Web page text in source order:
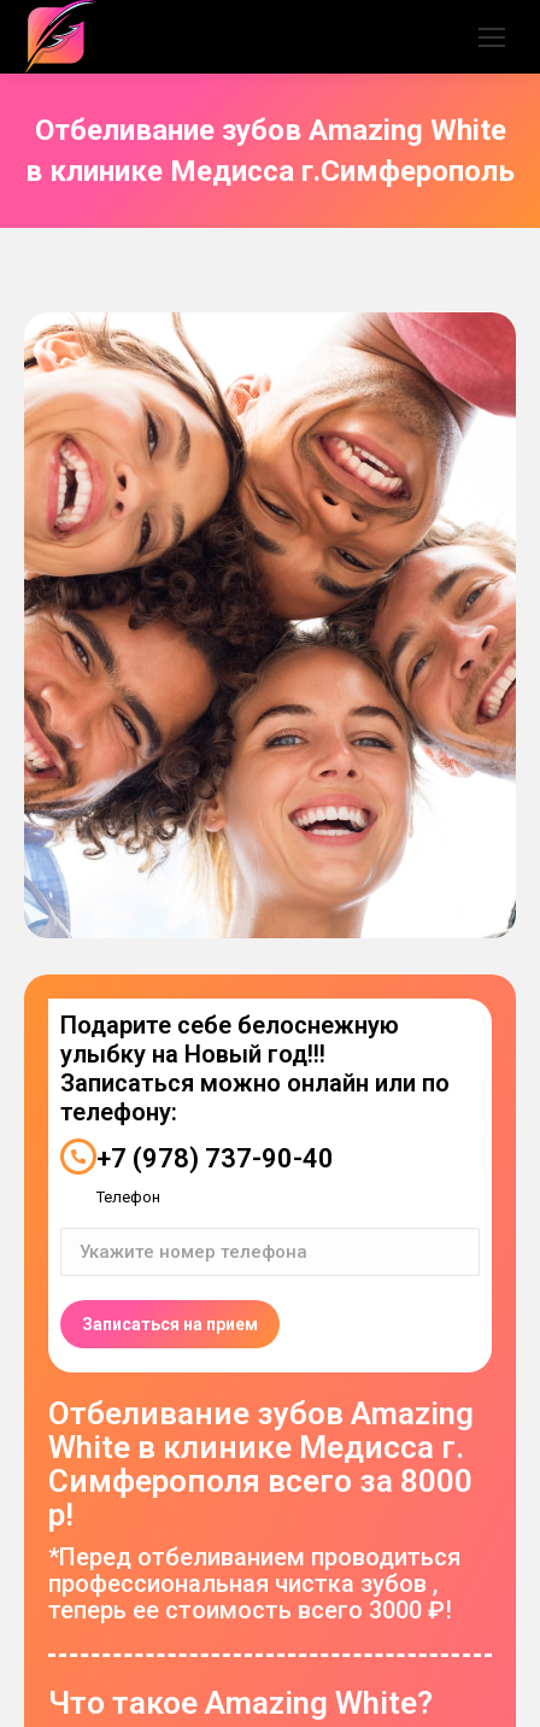
Отбеливание зубов Amazing White
в клинике Медисса г.Симферополь
Подарите себе белоснежную
улыбку на Новый год!!!
Записаться можно онлайн или по
телефону:
+7 (978) 737-90-40
Телефон
Отбеливание зубов Amazing
White в клинике Медисса г.
Симферополя всего за 8000
р!
*Перед отбеливанием проводиться
профессиональная чистка зубов ,
теперь ее стоимость всего 3000 ₽!
Что такое Amazing White?